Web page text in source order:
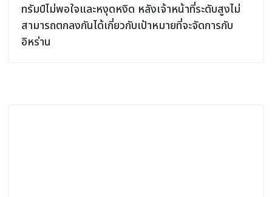
ทรัมป์ไม่พอใจและหงุดหงิด หลังเจ้าหน้าที่ระดับสูงไม่
สามารถตกลงกันได้เกี่ยวกับเป้าหมายที่จะจัดการกับ
อิหร่าน